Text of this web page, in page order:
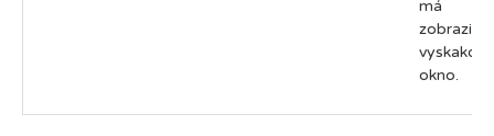
má
zobraziť
okno.